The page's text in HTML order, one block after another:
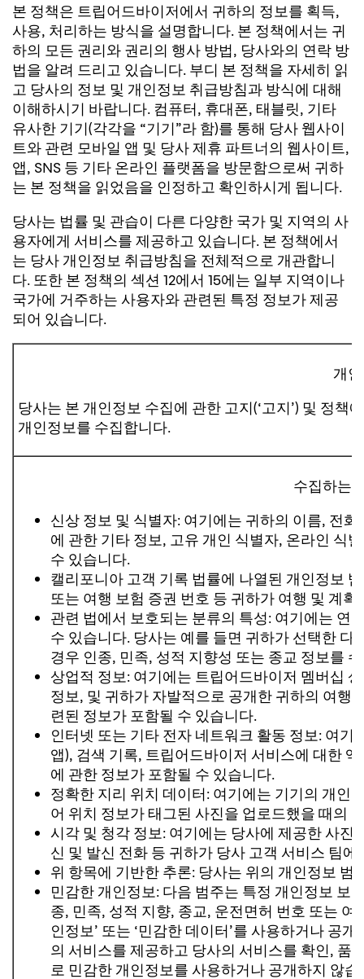
본 정책은 트립어드바이저에서 귀하의 정보를 획득,
사용, 처리하는 방식을 설명합니다. 본 정책에서는 귀
하의 모든 권리와 권리의 행사 방법, 당사와의 연락 방
법을 알려 드리고 있습니다. 부디 본 정책을 자세히 읽
고 당사의 정보 및 개인정보 취급방침과 방식에 대해
이해하시기 바랍니다. 컴퓨터, 휴대폰, 태블릿, 기타
유사한 기기(각각을 “기기”라 함)를 통해 당사 웹사이
트와 관련 모바일 앱 및 당사 제휴 파트너의 웹사이트,
앱, SNS 등 기타 온라인 플랫폼을 방문함으로써 귀하
는 본 정책을 읽었음을 인정하고 확인하시게 됩니다.
당사는 법률 및 관습이 다른 다양한 국가 및 지역의 사
용자에게 서비스를 제공하고 있습니다. 본 정책에서
는 당사 개인정보 취급방침을 전체적으로 개관합니
다. 또한 본 정책의 섹션 12에서 15에는 일부 지역이나
국가에 거주하는 사용자와 관련된 특정 정보가 제공
되어 있습니다.
개
당사는 본 개인정보 수집에 관한 고지(‘고지’) 및 정
개인정보를 수집합니다.
수집하는
신상 정보 및 식별자: 여기에는 귀하의 이름, 전
에 관한 기타 정보, 고유 개인 식별자, 온라인 식
수 있습니다.
캘리포니아 고객 기록 법률에 나열된 개인정보
또는 여행 보험 증권 번호 등 귀하가 여행 및 계
관련 법에서 보호되는 분류의 특성: 여기에는 연
수 있습니다. 당사는 예를 들면 귀하가 선택한
경우 인종, 민족, 성적 지향성 또는 종교 정보를
상업적 정보: 여기에는 트립어드바이저 멤버십
정보, 및 귀하가 자발적으로 공개한 귀하의 여행
련된 정보가 포함될 수 있습니다.
인터넷 또는 기타 전자 네트워크 활동 정보: 여
앱), 검색 기록, 트립어드바이저 서비스에 대한
에 관한 정보가 포함될 수 있습니다.
정확한 지리 위치 데이터: 여기에는 기기의 개인
어 위치 정보가 태그된 사진을 업로드했을 때의
시각 및 청각 정보: 여기에는 당사에 제공한 사
신 및 발신 전화 등 귀하가 당사 고객 서비스 팀
위 항목에 기반한 추론: 당사는 위의 개인정보 범
민감한 개인정보: 다음 범주는 특정 개인정보 보
종, 민족, 성적 지향, 종교, 운전면허 번호 또는
인정보’ 또는 ‘민감한 데이터’를 사용하거나 공
의 서비스를 제공하고 당사의 서비스를 확인, 품
로 민감한 개인정보를 사용하거나 공개하지 않습